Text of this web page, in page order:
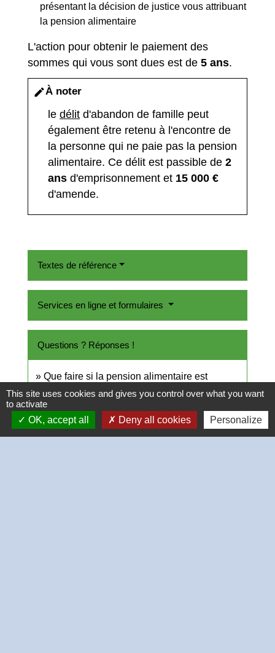
présentant la décision de justice vous attribuant
la pension alimentaire
L'action pour obtenir le paiement des
sommes qui vous sont dues est de 5 ans.
editÀ noter
le délit d'abandon de famille peut
également être retenu à l'encontre de
la personne qui ne paie pas la pension
alimentaire. Ce délit est passible de 2
ans d'emprisonnement et 15 000 €
d'amende.
Textes de référence
Services en ligne et formulaires
Questions ? Réponses !
Que faire si la pension alimentaire est
impayée et que le débiteur à l'étranger ?
Qui doit payer l'huissier de justice (à présent
appelé commissaire de justice) qui se charge de
This site uses cookies and gives you control over what you want
to activate
OK, accept all
Deny all cookies Personalize